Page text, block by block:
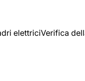
elettriciVerifica